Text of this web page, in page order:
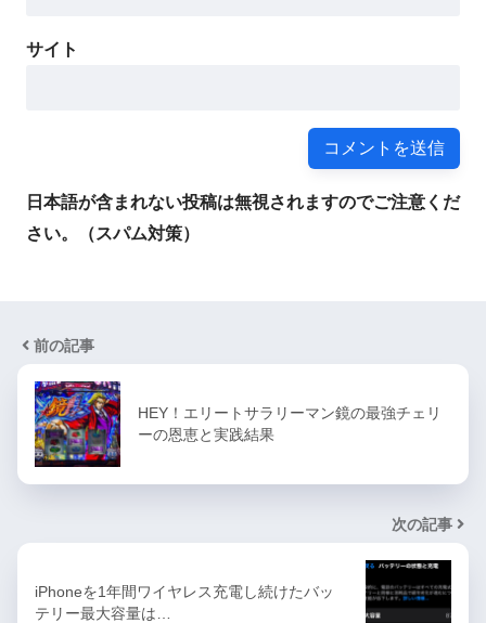
サイト
日本語が含まれない投稿は無視されますのでご注意くだ
さい。（スパム対策）
前の記事
HEY！エリートサラリーマン鏡の最強チェリ
ーの恩恵と実践結果
次の記事
iPhoneを1年間ワイヤレス充電し続けたバッ
テリー最大容量は…